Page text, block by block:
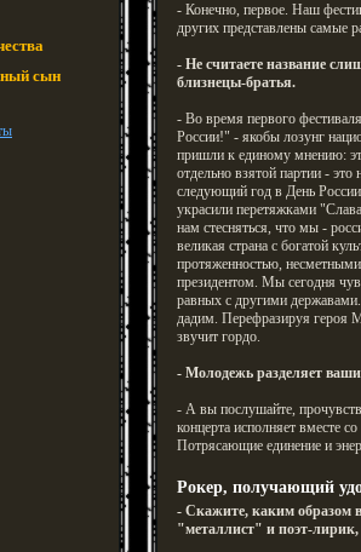
сын
- Конечно, первое. Наш
других представлены самые
- Не считаете название
близнецы-братья.
- Во время первого
России!" - якобы лозунг
пришли к единому мнению:
отдельно взятой партии -
следующий год в День
украсили перетяжками
нам стесняться, что мы -
великая страна с богатой
протяженностью,
президентом. Мы сегодня
равных с другими
дадим. Перефразируя героя
звучит гордо.
- Молодежь разделяет
- А вы послушайте,
концерта исполняет вместе
Потрясающие единение и
Рокер, получающий
- Скажите, каким образом
"металлист" и поэт-